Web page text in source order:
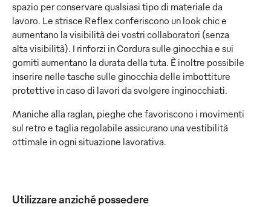
spazio per conservare qualsiasi tipo di materiale da
lavoro. Le strisce Reflex conferiscono un look chic e
aumentano la visibilità dei vostri collaboratori (senza
alta visibilità). I rinforzi in Cordura sulle ginocchia e sui
gomiti aumentano la durata della tuta. È inoltre possibile
inserire nelle tasche sulle ginocchia delle imbottiture
protettive in caso di lavori da svolgere inginocchiati.
Maniche alla raglan, pieghe che favoriscono i movimenti
sul retro e taglia regolabile assicurano una vestibilità
ottimale in ogni situazione lavorativa.
Utilizzare anziché possedere